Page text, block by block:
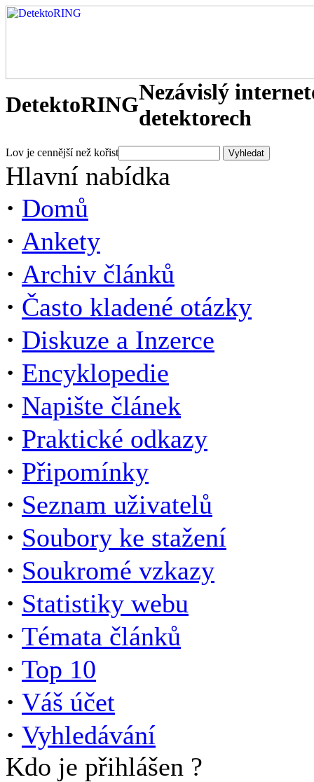
DetektoRINGNezávislý
detektorech
Lov je cennější než kořist
Hlavní nabídka
· Domů
· Ankety
· Archiv článků
· Často kladené otázky
· Diskuze a Inzerce
· Encyklopedie
· Napište článek
· Praktické odkazy
· Připomínky
· Seznam uživatelů
· Soubory ke stažení
· Soukromé vzkazy
· Statistiky webu
· Témata článků
· Top 10
· Váš účet
· Vyhledávání
Kdo je přihlášen ?